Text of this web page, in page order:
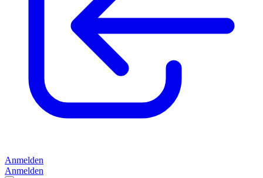
Anmelden
Anmelden